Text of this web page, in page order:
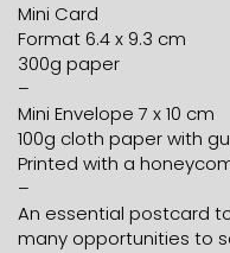
Mini Card
Format 6.4 x 9.3 cm
300g paper
–
Mini Envelope 7 x 10 cm
100g cloth paper with
Printed with a
–
An essential postcard
many opportunities to